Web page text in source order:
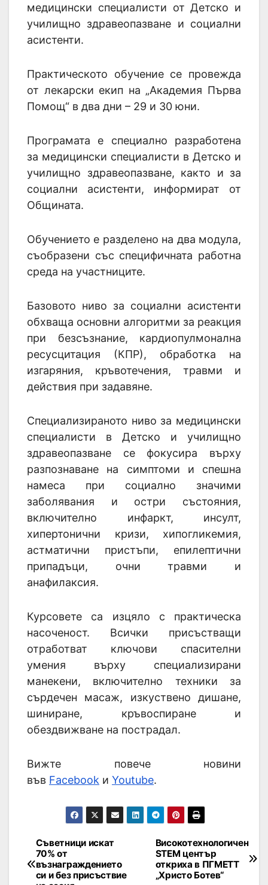
медицински специалисти от Детско и
училищно здравеопазване и социални
асистенти.
Практическото обучение се провежда
от лекарски екип на „Академия Първа
Помощ“ в два дни – 29 и 30 юни.
Програмата е специално разработена
за медицински специалисти в Детско и
училищно здравеопазване, както и за
социални асистенти, информират от
Общината.
Обучението е разделено на два модула,
съобразени със специфичната работна
среда на участниците.
Базовото ниво за социални асистенти
обхваща основни алгоритми за реакция
при безсъзнание, кардиопулмонална
ресусцитация (КПР), обработка на
изгаряния, кръвотечения, травми и
действия при задавяне.
Специализираното ниво за медицински
специалисти в Детско и училищно
здравеопазване се фокусира върху
разпознаване на симптоми и спешна
намеса при социално значими
заболявания и остри състояния,
включително инфаркт, инсулт,
хипертонични кризи, хипогликемия,
астматични пристъпи, епилептични
припадъци, очни травми и
анафилаксия.
Курсовете са изцяло с практическа
насоченост. Всички присъстващи
отработват ключови спасителни
умения върху специализирани
манекени, включително техники за
сърдечен масаж, изкуствено дишане,
шиниране, кръвоспиране и
обездвижване на пострадал.
Вижте повече новини
във Facebook и Youtube.
Високотехнологичен
STEM център
откриха в ПГМЕТТ
„Христо Ботев“
Съветници искат
70% от
възнаграждението
си и без присъствие